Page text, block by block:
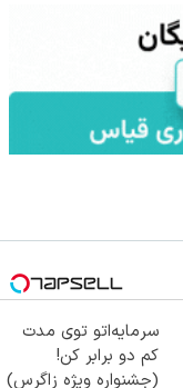
سرمایه‌اتو توی مدت
کم دو برابر کن!
(جشنواره ویژه زاگرس)